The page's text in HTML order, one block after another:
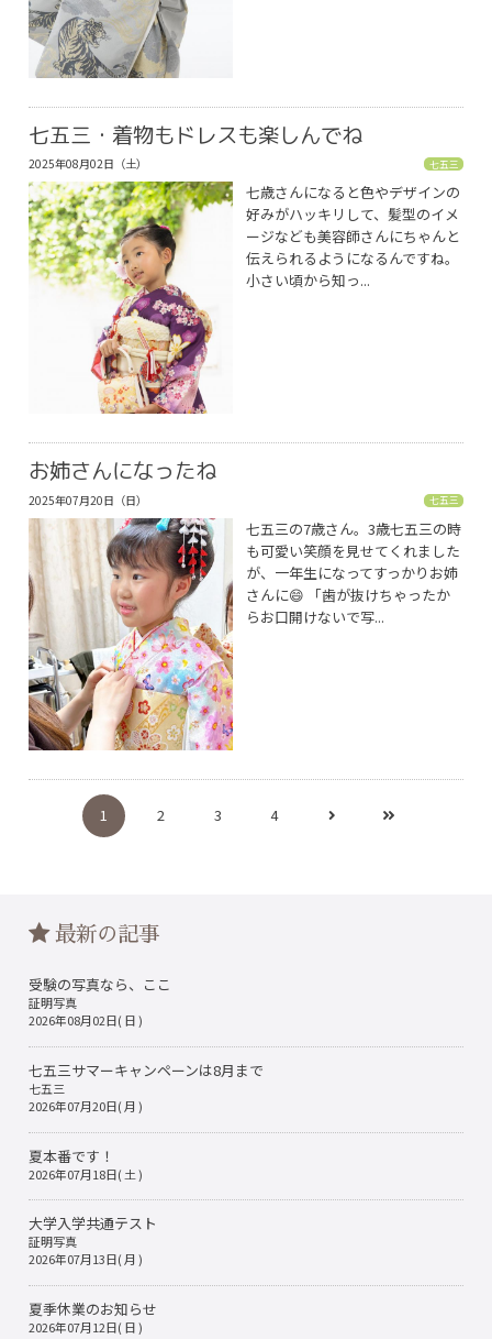
七五三・着物もドレスも楽しんでね
2025年08月02日（土） 七五三
七歳さんになると色やデザインの
好みがハッキリして、髪型のイメ
ージなども美容師さんにちゃんと
伝えられるようになるんですね。
小さい頃から知っ...
お姉さんになったね
2025年07月20日（日） 七五三
七五三の7歳さん。3歳七五三の時
も可愛い笑顔を見せてくれました
が、一年生になってすっかりお姉
さんに😄 「歯が抜けちゃったか
らお口開けないで写...
1 2 3 4
最新の記事
受験の写真なら、ここ
証明写真
2026年08月02日( 日 )
七五三サマーキャンペーンは8月まで
七五三
2026年07月20日( 月 )
夏本番です！
2026年07月18日( 土 )
大学入学共通テスト
証明写真
2026年07月13日( 月 )
夏季休業のお知らせ
2026年07月12日( 日 )